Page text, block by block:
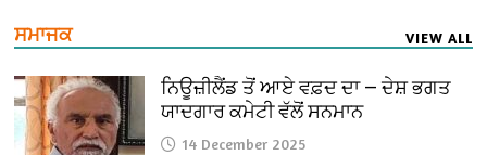
ਸਮਾਜਕ VIEW ALL
ਨਿਊਜ਼ੀਲੈਂਡ ਤੋਂ ਆਏ ਵਫ਼ਦ ਦਾ — ਦੇਸ਼ ਭਗਤ
ਯਾਦਗਾਰ ਕਮੇਟੀ ਵੱਲੋਂ ਸਨਮਾਨ
14 December 2025